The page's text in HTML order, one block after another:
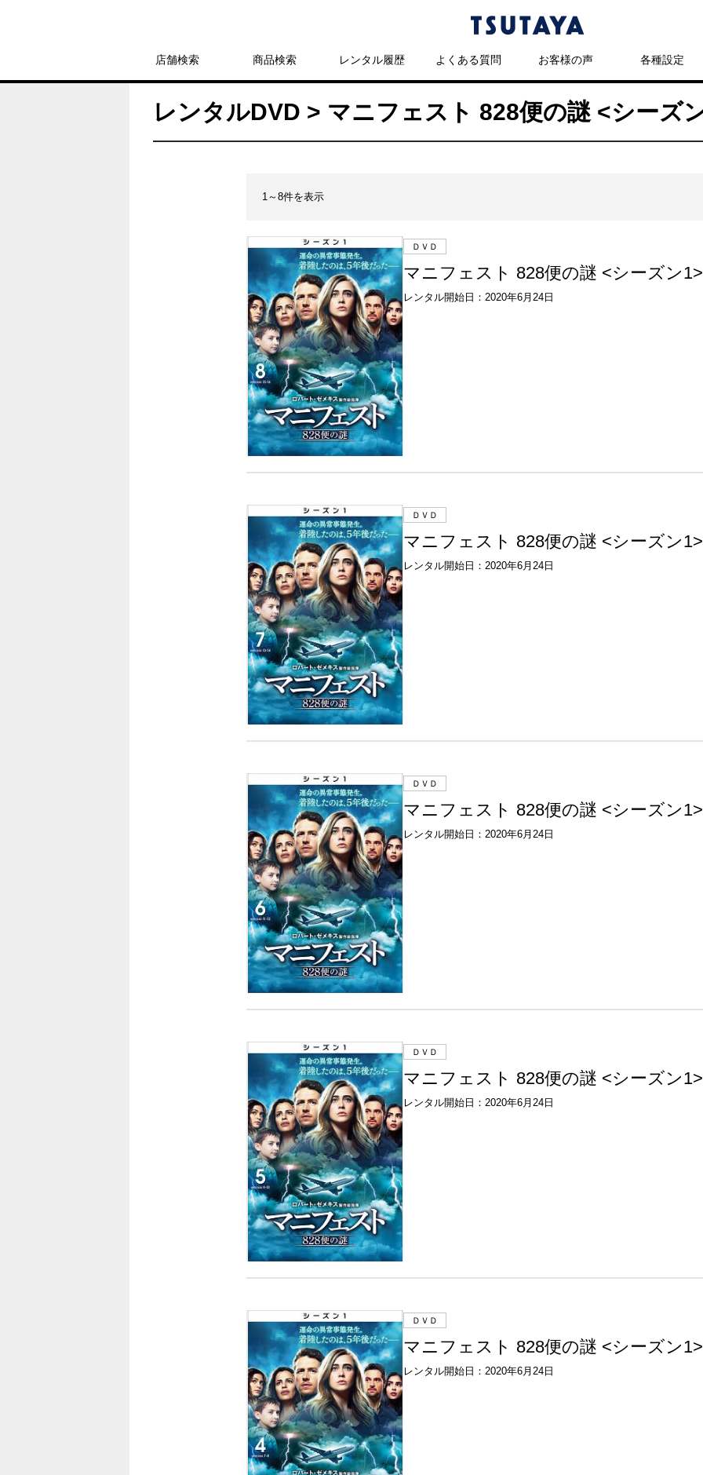
店舗検索 商品検索 レンタル履歴 よくある質問 お客様の声 各種設定
レンタルDVD > マニフェスト 828便の謎 <シーズ
1～8件を表示
ＤＶＤ
マニフェスト 828便の謎 <シーズン
レンタル開始日：2020年6月24日
ＤＶＤ
マニフェスト 828便の謎 <シーズン
レンタル開始日：2020年6月24日
ＤＶＤ
マニフェスト 828便の謎 <シーズン
レンタル開始日：2020年6月24日
ＤＶＤ
マニフェスト 828便の謎 <シーズン
レンタル開始日：2020年6月24日
ＤＶＤ
マニフェスト 828便の謎 <シーズン
レンタル開始日：2020年6月24日